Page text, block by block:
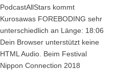
PodcastAllStars kommt
Kurosawas FOREBODING sehr
unterschiedlich an Länge: 18:06
Dein Browser unterstützt keine
HTML Audio. Beim Festival
Nippon Connection 2018